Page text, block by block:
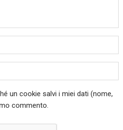
un cookie salvi i miei dati (nome,
commento.